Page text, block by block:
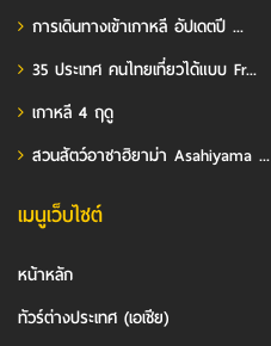
การเดินทางเข้าเกาหลี อัปเดตปี ...
35 ประเทศ คนไทยเที่ยวได้แบบ Fr...
เกาหลี 4 ฤดู
สวนสัตว์อาซาฮิยาม่า Asahiyama ...
เมนูเว็บไซต์
หน้าหลัก
ทัวร์ต่างประเทศ (เอเชีย)